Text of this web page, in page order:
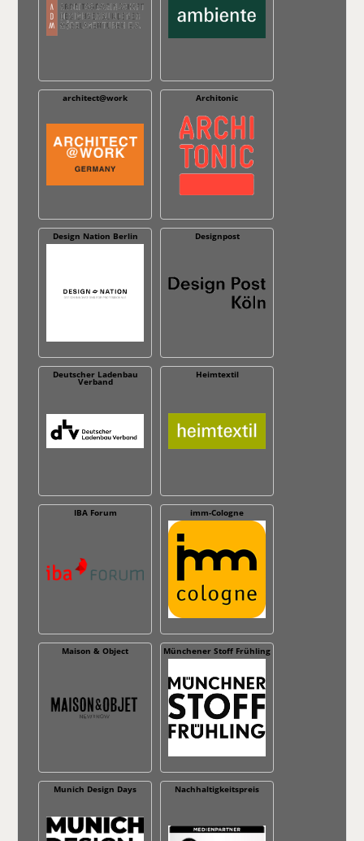
architect@work Architonic
Design Nation Berlin Designpost
Deutscher Ladenbau
Verband
Heimtextil
IBA Forum imm-Cologne
Maison & Object Münchener Stoff Frühling
Munich Design Days Nachhaltig­keitspreis